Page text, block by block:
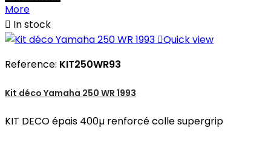
More
 In stock
Quick view
Reference: KIT250WR93
Kit déco Yamaha 250 WR 1993
KIT DECO épais 400µ renforcé colle supergrip